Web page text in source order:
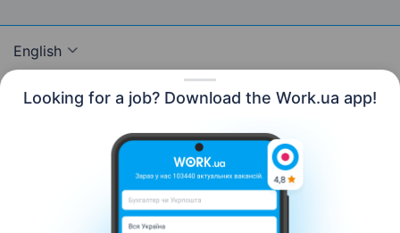
Looking for a job? Download the Work.ua app!
English
Contact us About us
Сareer
Help